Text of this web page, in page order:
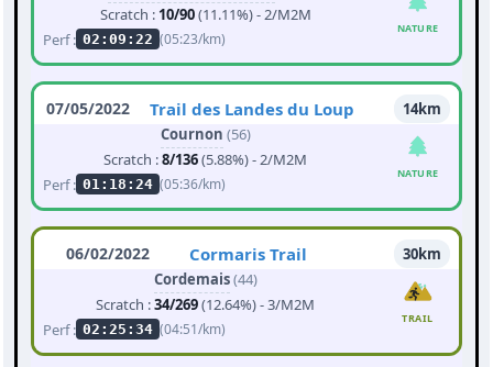
Scratch : 10/90(11.11%) - 2/M2M
Perf : 02:09:22 (05:23/km)
NATURE
07/05/2022 Trail des Landes du Loup
14km
Cournon (56)
Scratch :8/136(5.88%) - 2/M2M
Perf : 01:18:24 (05:36/km)
NATURE
06/02/2022 Cormaris Trail
30km
Cordemais(44)
Scratch :34/269(12.64%) - 3/M2M
Perf : 02:25:34 (04:51/km)
TRAIL